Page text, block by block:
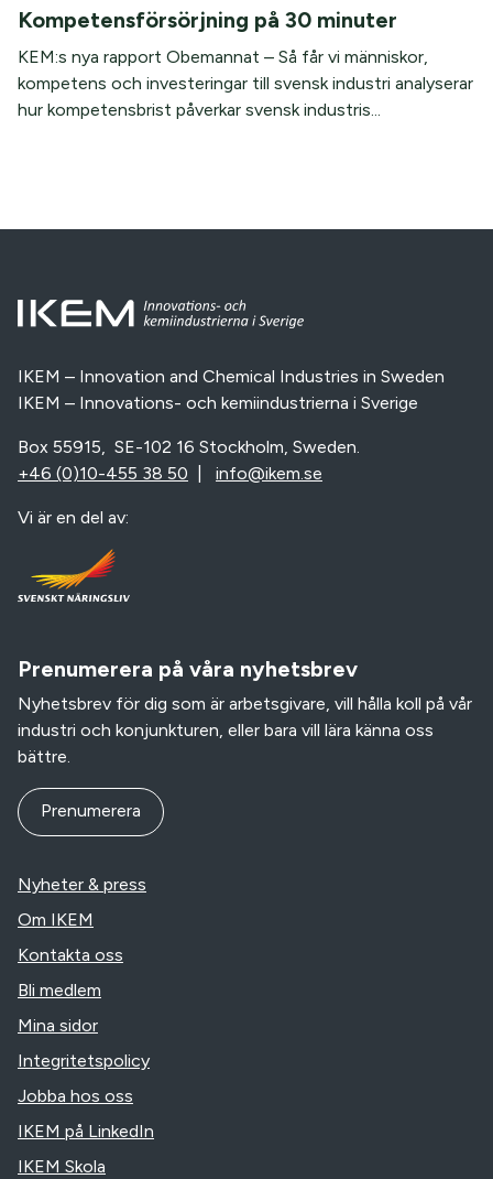
Kompetensförsörjning på 30 minuter
KEM:s nya rapport Obemannat – Så får vi människor,
kompetens och investeringar till svensk industri analyserar
hur kompetensbrist påverkar svensk industris...
IKEM – Innovation and Chemical Industries in Sweden
IKEM – Innovations- och kemiindustrierna i Sverige
Box 55915, SE-102 16 Stockholm, Sweden.
+46 (0)10-455 38 50
info@ikem.se
Vi är en del av:
Prenumerera på våra nyhetsbrev
Nyhetsbrev för dig som är arbetsgivare, vill hålla koll på vår
industri och konjunkturen, eller bara vill lära känna oss
bättre.
Prenumerera
Nyheter & press
Om IKEM
Kontakta oss
Bli medlem
Mina sidor
Integritetspolicy
Jobba hos oss
IKEM på LinkedIn
IKEM Skola